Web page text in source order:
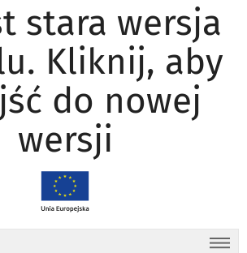
stara wersja
Kliknij, aby
do nowej
wersji